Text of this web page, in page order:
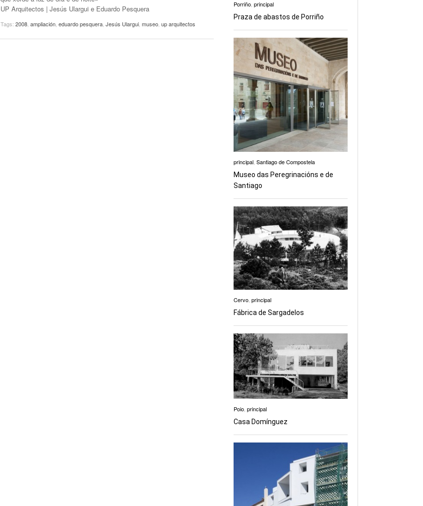
UP Arquitectos | Jesús Ulargui e Eduardo Pesquera
Tags: 2008 ampliación eduardo pesquera Jesús Ulargui museo up arquitectos
Porriño principal
Praza de abastos de Porriño
principal Santiago de Compostela
Museo das Peregrinacións e de
Santiago
Cervo principal
Fábrica de Sargadelos
Poio principal
Casa Domínguez